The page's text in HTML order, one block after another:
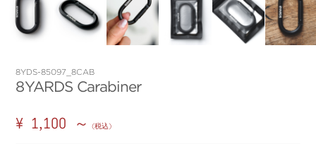
8YDS-85097_8CAB
8YARDS Carabiner
¥ 1,100 ～ (税込)